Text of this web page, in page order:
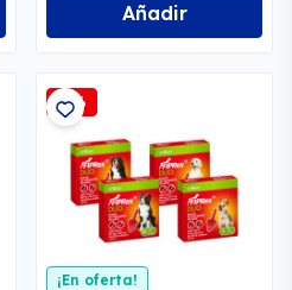
Añadir
-2%
¡En oferta!